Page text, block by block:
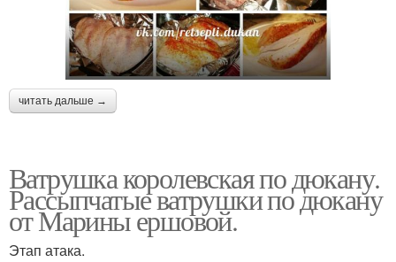
читать дальше →
Ватрушка королевская по дюкану.
Рассыпчатые ватрушки по дюкану
от Марины ершовой.
Этап атака.